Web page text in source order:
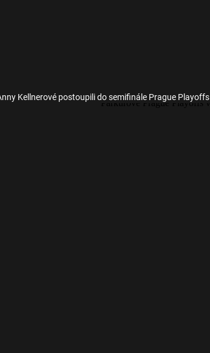
Kellnerové postoupili do semifinále Prague Playoffs